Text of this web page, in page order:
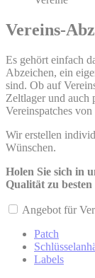
Vereins-
Es gehört einfach
Abzeichen, ein
sind. Ob auf
Zeltlager und auch
Vereinspatches
Wir erstellen
Wünschen.
Holen Sie sich in
Qualität zu
Angebot für
Patch
Labels